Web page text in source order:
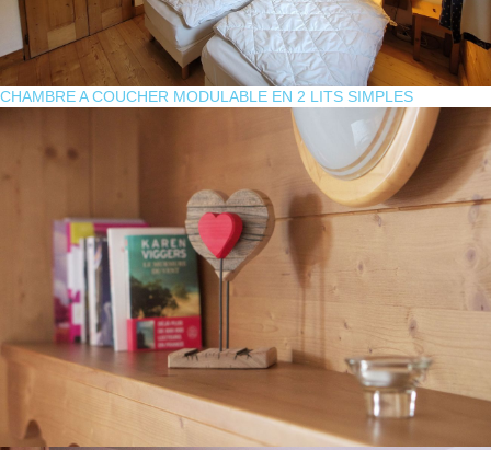
CHAMBRE A COUCHER MODULABLE EN 2 LITS SIMPLES